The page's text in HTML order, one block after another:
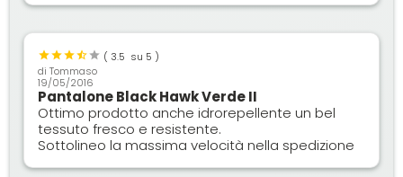
( 3.5 su 5 )
diTommaso
19/05/2016
Pantalone Black Hawk Verde II
Ottimo prodotto anche idrorepellente un bel
tessuto fresco e resistente.
Sottolineo la massima velocità nella spedizione